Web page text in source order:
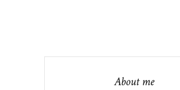
About me